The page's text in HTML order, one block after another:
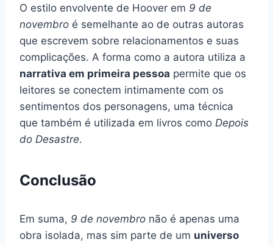
O estilo envolvente de Hoover em 9 de
novembro é semelhante ao de outras autoras
que escrevem sobre relacionamentos e suas
complicações. A forma como a autora utiliza a
narrativa em primeira pessoa permite que os
leitores se conectem intimamente com os
sentimentos dos personagens, uma técnica
que também é utilizada em livros como Depois
do Desastre.
Conclusão
Em suma, 9 de novembro não é apenas uma
obra isolada, mas sim parte de um universo